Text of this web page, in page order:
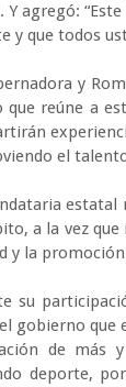
Y agregó:
y que todos
y
que reúne a
el
a la vez
y la
su
gobierno que
de más
deporte,